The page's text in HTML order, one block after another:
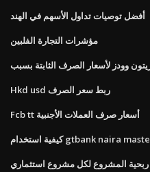
أفضل توصيات تداول الأسهم في الهند
مؤشرات التجارة الفلبين
وودز لأسعار الصرف الثابتة بسبب
Hkd usd ربط سعر الصرف
Fcb tt أسعار صرف العملات الأجنبية
المشروع لكل مشروع استثماري